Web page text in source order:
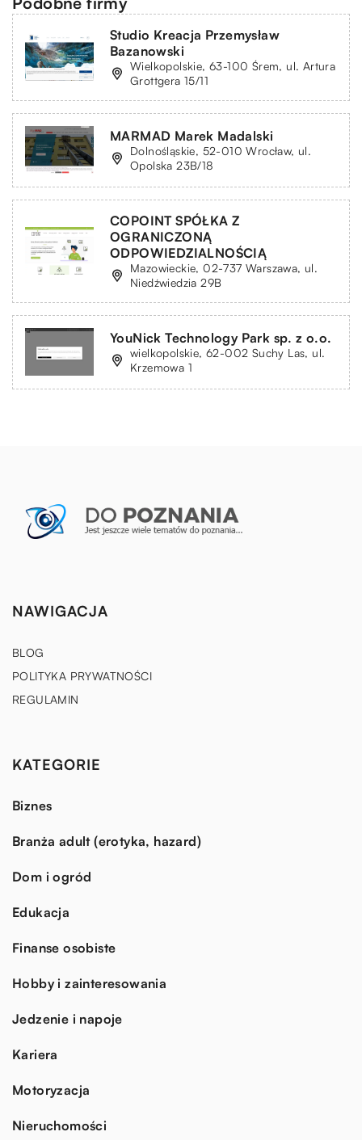
Studio Kreacja Przemysław
Bazanowski
Wielkopolskie, 63-100 Śrem, ul. Artura
Grottgera 15/11
MARMAD Marek Madalski
Dolnośląskie, 52-010 Wrocław, ul.
Opolska 23B/18
COPOINT SPÓŁKA Z
OGRANICZONĄ
ODPOWIEDZIALNOŚCIĄ
Mazowieckie, 02-737 Warszawa, ul.
Niedźwiedzia 29B
YouNick Technology Park sp. z o.o.
wielkopolskie, 62-002 Suchy Las, ul.
Krzemowa 1
NAWIGACJA
BLOG
POLITYKA PRYWATNOŚCI
REGULAMIN
KATEGORIE
Biznes
Branża adult (erotyka, hazard)
Dom i ogród
Edukacja
Finanse osobiste
Hobby i zainteresowania
Jedzenie i napoje
Kariera
Motoryzacja
Nieruchomości